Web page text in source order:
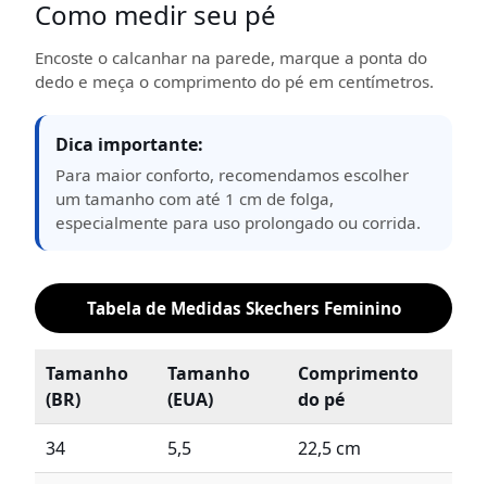
Como medir seu pé
Encoste o calcanhar na parede, marque a ponta do
dedo e meça o comprimento do pé em centímetros.
Dica importante:
Para maior conforto, recomendamos escolher
um tamanho com até 1 cm de folga,
especialmente para uso prolongado ou corrida.
Tabela de Medidas Skechers Feminino
Tamanho
(BR)
Tamanho
(EUA)
Comprimento
do pé
34 5,5 22,5 cm